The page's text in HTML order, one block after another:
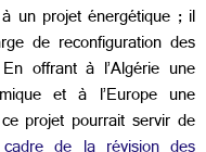
un projet énergétique ; il
de reconfiguration des
offrant à l’Algérie une
et à l’Europe une
projet pourrait servir de